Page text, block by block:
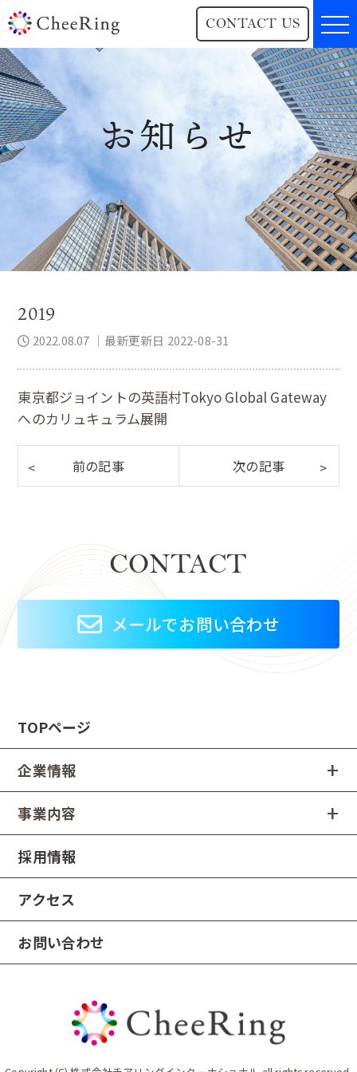
CONTACT US
お知らせ
2019
2022.08.07 ｜最新更新日 2022-08-31
東京都ジョイントの英語村Tokyo Global Gateway
へのカリュキュラム展開
CONTACT
メールでお問い合わせ
TOPページ
企業情報
事業内容
採用情報
アクセス
お問い合わせ